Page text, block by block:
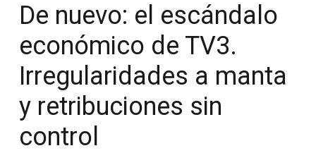
De nuevo: el escándalo
económico de TV3.
Irregularidades a manta
y retribuciones sin
control